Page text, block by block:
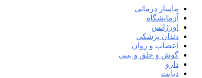
ماساژ درمانی
آزمایشگاه
اورژانس
دندان پزشکی
اعصاب و روان
گوش و حلق و بینی
دارو
دیابت